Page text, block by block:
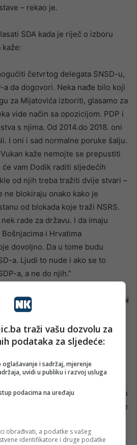
– rekao je.
SDA kada je riječ o izboru
kaže:
četvrtog delegata SNSD-u,
a da dogovori. Neka nađe bilo koji
za Mijatovića izboriti, glasamo za
vide način sa opozicijom. PDP i
s njima. Od 2014.do 2018. oni
I oni i sad normalne poruke šalju.
kaže nemojte se prepustiti
vam Dodik raditi sljedećih
od njih treba tražiti dvije stvari –
ne blokiraju onako kako je
od blokada koje traži NSRS.
rade za državu. I da imaju
i Hrvatima
dovoljno. Da u tome budu
a. Ljudi to nude i ako se to
a, a ne do njih.”
države Osmorka-HDZ-SNSD bi
da stvari idu u tom smjeru da
interes mogao prodati za
Treba baciti svjetlo na cijelu
šta ste pričali, zbog čega ste
ovakvog iskustva iz prethodne
uraditi? Nemojte se praviti
traži vašu dozvolu za
podataka za sljedeće:
i sadržaj, mjerenje
uvidi u publiku i razvoj usluga
podacima na uređaju
obrađivati, a podatke s vašeg
identifikatore i druge podatke